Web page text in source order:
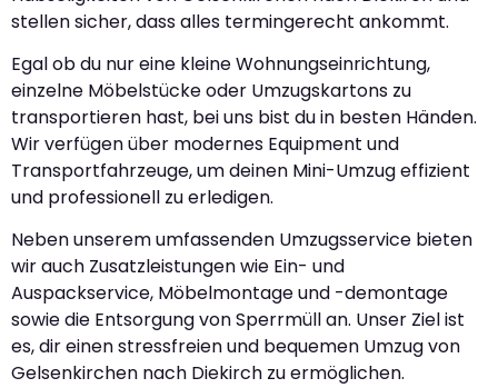
stellen sicher, dass alles termingerecht ankommt.
Egal ob du nur eine kleine Wohnungseinrichtung,
einzelne Möbelstücke oder Umzugskartons zu
transportieren hast, bei uns bist du in besten Händen.
Wir verfügen über modernes Equipment und
Transportfahrzeuge, um deinen Mini-Umzug effizient
und professionell zu erledigen.
Neben unserem umfassenden Umzugsservice bieten
wir auch Zusatzleistungen wie Ein- und
Auspackservice, Möbelmontage und -demontage
sowie die Entsorgung von Sperrmüll an. Unser Ziel ist
es, dir einen stressfreien und bequemen Umzug von
Gelsenkirchen nach Diekirch zu ermöglichen.